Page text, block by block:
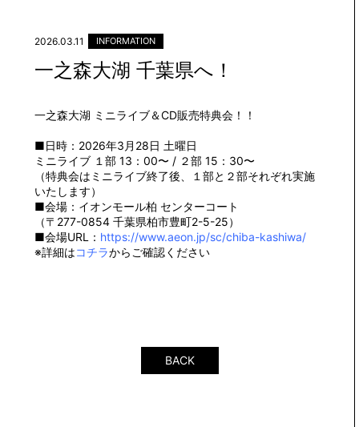
2026.03.11 INFORMATION
一之森大湖 千葉県へ！
一之森大湖 ミニライブ＆CD販売特典会！！
■日時：2026年3月28日 土曜日
ミニライブ １部 13：00〜 / ２部 15：30〜
（特典会はミニライブ終了後、１部と２部それぞれ実施
いたします）
■会場：イオンモール柏 センターコート
（〒277-0854 千葉県柏市豊町2-5-25）
■会場URL： https://www.aeon.jp/sc/chiba-kashiwa/
※詳細はコチラからご確認ください
BACK